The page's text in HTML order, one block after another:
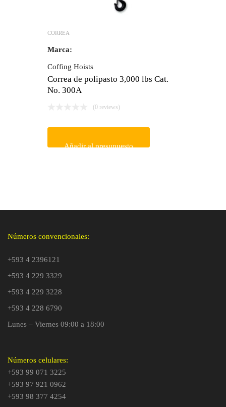
CORREA
Marca:
Coffing Hoists
Correa de polipasto 3,000 lbs Cat.
No. 300A
(0 reviews)
Añadir al presupuesto
Números convencionales:
+593 4 2396121
+593 4 229 3329
+593 4 229 3228
+593 4 228 6790
Lunes – Viernes 09:00 a 18:00
Números celulares:
+593 99 071 3225
+593 97 921 0962
+593 98 377 4254